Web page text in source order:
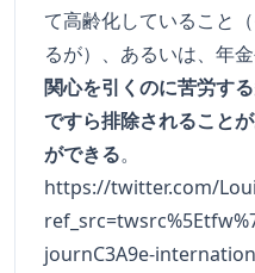
て高齢化していること
るが）、あるいは、年
関心を引くのに苦労す
ですら排除されること
ができる。
https://twitter.com/
journC3A9e-